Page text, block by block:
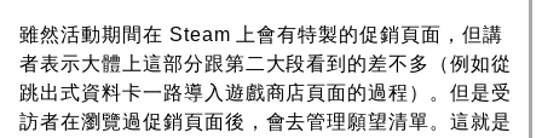
雖然活動期間在 Steam 上會有特製的促銷頁面，但講
者表示大體上這部分跟第二大段看到的差不多（例如從
跳出式資料卡一路導入遊戲商店頁面的過程）。但是受
訪者在瀏覽過促銷頁面後，會去管理願望清單。這就是